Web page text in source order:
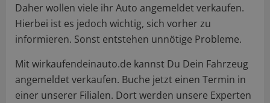
Daher wollen viele ihr Auto angemeldet verkaufen.
Hierbei ist es jedoch wichtig, sich vorher zu
informieren. Sonst entstehen unnötige Probleme.
Mit wirkaufendeinauto.de kannst Du Dein Fahrzeug
angemeldet verkaufen. Buche jetzt einen Termin in
einer unserer Filialen. Dort werden unsere Experten